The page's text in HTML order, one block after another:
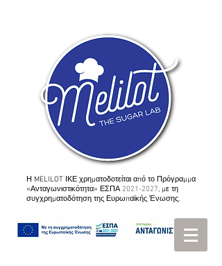
Η MELILOT ΙΚΕ χρηματοδοτείται από το Πρόγραμμα
«Ανταγωνιστικότητα» ΕΣΠΑ 2021-2027, με τη
συγχρηματοδότηση της Ευρωπαϊκής Ένωσης.